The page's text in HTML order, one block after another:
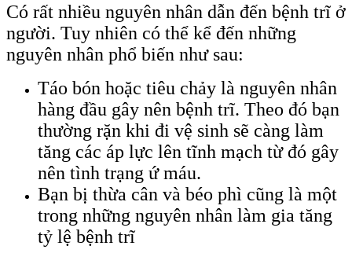
Có rất nhiều nguyên nhân dẫn đến bệnh trĩ ở
người. Tuy nhiên có thể kể đến những
nguyên nhân phổ biến như sau:
Táo bón hoặc tiêu chảy là nguyên nhân
hàng đầu gây nên bệnh trĩ. Theo đó bạn
thường rặn khi đi vệ sinh sẽ càng làm
tăng các áp lực lên tĩnh mạch từ đó gây
nên tình trạng ứ máu.
Bạn bị thừa cân và béo phì cũng là một
trong những nguyên nhân làm gia tăng
tỷ lệ bệnh trĩ